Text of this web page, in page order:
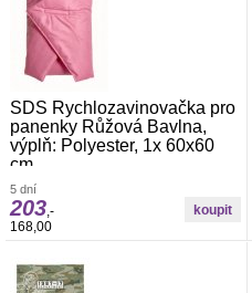
SDS Rychlozavinovačka pro
panenky Růžová Bavlna,
výplň: Polyester, 1x 60x60
cm
SDS Rychlozavinovačka pro panenky
Růžová Materiál: 100% Bavlna, výplň:
100% Polyester Rozměr: 1x 60x60 cm
Rychlozavinovačka pro panenky
vyrobena ze 100% Bavlny, výplň ze 100%
5 dní
203,-
168,00